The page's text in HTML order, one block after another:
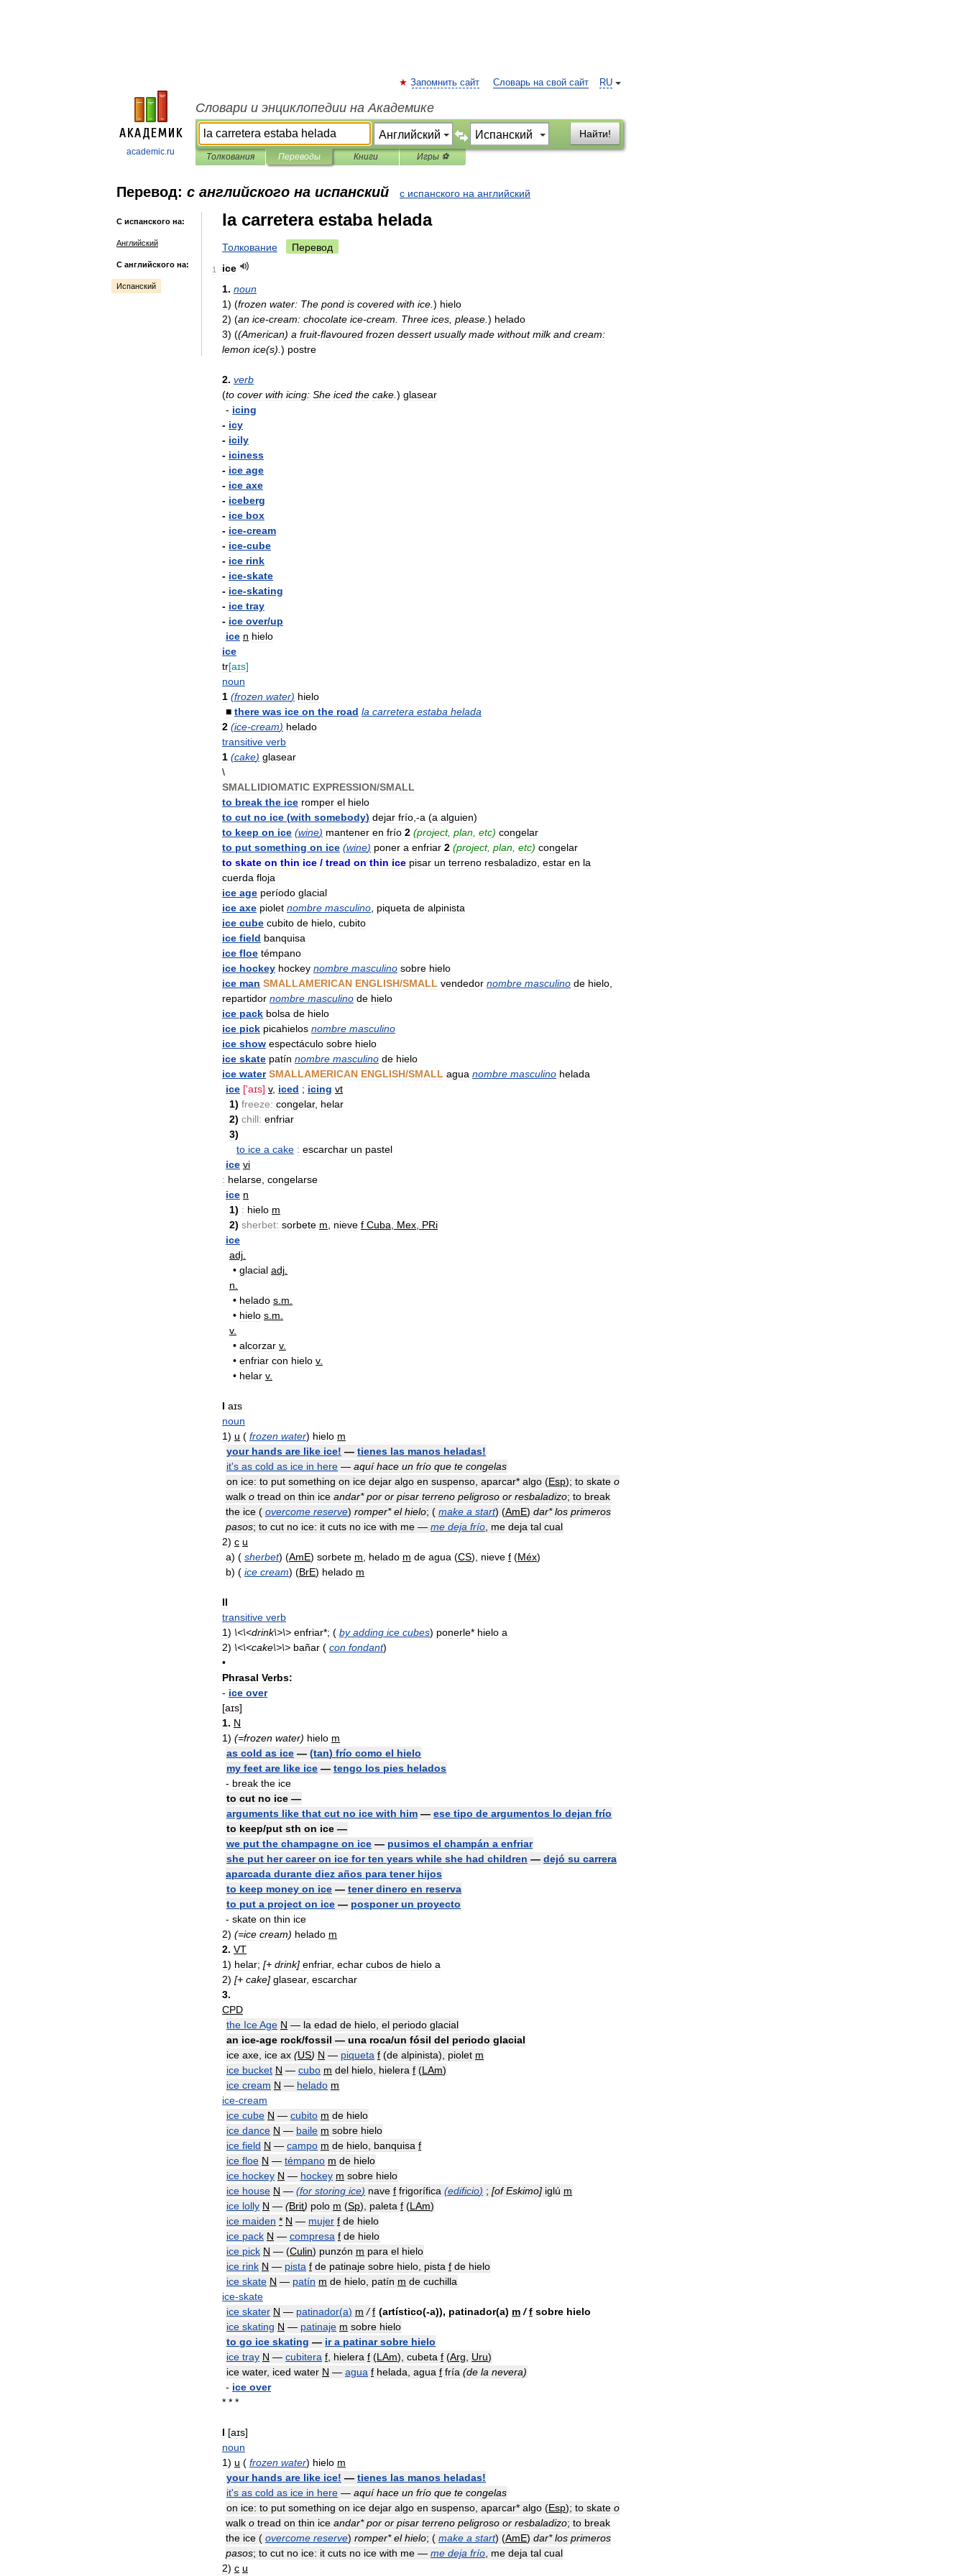
academic.ru
RU
Запомнить сайт Словарь на свой сайт
Словари и энциклопедии на Академике
Найти!
Толкования Переводы Книги Игры ⚽
Перевод: с английского на испанский с испанского на английский
С испанского на:
Английский
С английского на:
Испанский
la carretera estaba helada
Толкование Перевод
1
ice
1. noun
1) (frozen water: The pond is covered with ice ) hielo
2) (an ice-cream: chocolate ice-cream Three ices please ) helado
3) ((American) a fruit-flavoured frozen dessert usually made without milk and cream:
lemon ice(s). ) postre
2. verb
(to cover with icing: She iced the cake ) glasear
- icing
- icy
- icily
- iciness
- ice age
- ice axe
- iceberg
- ice box
- ice-cream
- ice-cube
- ice rink
- ice-skate
- ice-skating
- ice tray
- ice over/up
ice n hielo
ice
tr[aɪs]
noun
1 (frozen water) hielo
■ there was ice on the road la carretera estaba helada
2 (ice-cream) helado
transitive verb
1 (cake) glasear
\
SMALLIDIOMATIC EXPRESSION/SMALL
to break the ice romper el hielo
to cut no ice (with somebody) dejar frío ,-a (a alguien)
to keep on ice (wine) mantener en frío 2 (project, plan etc) congelar
to put something on ice (wine) poner a enfriar 2 (project, plan etc) congelar
to skate on thin ice / tread on thin ice pisar un terreno resbaladizo estar en la
cuerda floja
ice age período glacial
ice axe piolet nombre masculino piqueta de alpinista
ice cube cubito de hielo cubito
ice field banquisa
ice floe témpano
ice hockey hockey nombre masculino sobre hielo
ice man SMALLAMERICAN ENGLISH/SMALL vendedor nombre masculino de hielo
repartidor nombre masculino de hielo
ice pack bolsa de hielo
ice pick picahielos nombre masculino
ice show espectáculo sobre hielo
ice skate patín nombre masculino de hielo
ice water SMALLAMERICAN ENGLISH/SMALL agua nombre masculino helada
ice ['aɪs] v, iced ; icing vt
1) freeze: congelar, helar
2) chill: enfriar
3)
to ice a cake : escarchar un pastel
ice vi
: helarse congelarse
ice n
1) : hielo m
2) sherbet: sorbete m nieve f Cuba Mex PRi
ice
adj
• glacial adj
n
• helado s m
• hielo s m
v.
• alcorzar v.
• enfriar con hielo v.
• helar v.
I aɪs
noun
1) u ( frozen water) hielo m
your hands are like ice! — tienes las manos heladas!
it's as cold as ice in here — aquí hace un frío que te congelas
on ice: to put something on ice dejar algo en suspenso aparcar* algo (Esp); to skate o
walk o tread on thin ice andar*por or pisar terreno peligroso or resbaladizo; to break
the ice ( overcome reserve) romper*el hielo; ( make a start) (AmE) dar*los primeros
pasos; to cut no ice: it cuts no ice with me — me deja frío me deja tal cual
2) c u
a) ( sherbet) (AmE) sorbete m helado m de agua (CS), nieve f (Méx)
b) ( ice cream) (BrE) helado m
II
transitive verb
1) \<\<drink\>\> enfriar*; ( by adding ice cubes) ponerle* hielo a
2) \<\<cake\>\> bañar ( con fondant)
•
Phrasal Verbs:
- ice over
[aɪs]
1. N
1) (=frozen water) hielo m
as cold as ice — (tan) frío como el hielo
my feet are like ice — tengo los pies helados
- break the ice
to cut no ice —
arguments like that cut no ice with him — ese tipo de argumentos lo dejan frío
to keep/put sth on ice —
we put the champagne on ice — pusimos el champán a enfriar
she put her career on ice for ten years while she had children — dejó su carrera
aparcada durante diez años para tener hijos
to keep money on ice — tener dinero en reserva
to put a project on ice — posponer un proyecto
- skate on thin ice
2) (=ice cream) helado m
2. VT
1) helar; [+ drink] enfriar, echar cubos de hielo a
2) [+ cake] glasear, escarchar
3.
CPD
the IceAge N — la edad de hielo el periodo glacial
an ice-age rock/fossil — una roca/un fósil del periodo glacial
ice axe ice ax (US) N — piqueta f (de alpinista), piolet m
ice bucket N — cubo m del hielo hielera f (LAm)
ice cream N — helado m
ice-cream
ice cube N — cubito m de hielo
ice dance N — baile m sobre hielo
ice field N — campo m de hielo banquisa f
ice floe N — témpano m de hielo
ice hockey N — hockey m sobre hielo
ice house N — (for storing ice) nave f frigorífica (edificio) ; [of Eskimo] iglú m
ice lolly N — (Brit) polo m (Sp), paleta f (LAm)
ice maiden * N — mujer f de hielo
ice pack N — compresa f de hielo
ice pick N — (Culin) punzón m para el hielo
ice rink N — pista f de patinaje sobre hielo pista f de hielo
ice skate N — patín m de hielo patín m de cuchilla
ice-skate
ice skater N — patinador(a) m / f (artístico(-a)), patinador(a) m / f sobre hielo
ice skating N — patinaje m sobre hielo
to go ice skating — ir a patinar sobre hielo
ice tray N — cubitera f hielera f (LAm), cubeta f (Arg Uru)
ice water, iced water N — agua f helada agua f fría (de la nevera)
- ice over
* * *
I [aɪs]
noun
1) u ( frozen water) hielo m
your hands are like ice! — tienes las manos heladas!
it's as cold as ice in here — aquí hace un frío que te congelas
on ice: to put something on ice dejar algo en suspenso aparcar* algo (Esp); to skate o
walk o tread on thin ice andar*por or pisar terreno peligroso or resbaladizo; to break
the ice ( overcome reserve) romper*el hielo; ( make a start) (AmE) dar*los primeros
pasos; to cut no ice: it cuts no ice with me — me deja frío me deja tal cual
2) c u